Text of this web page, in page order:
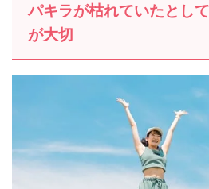
パキラが枯れていたとし
が大切